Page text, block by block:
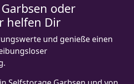
oder
helfen Dir
und genieße einen